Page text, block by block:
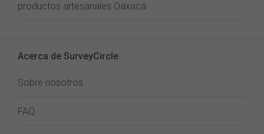
productos artesanales Oaxaca
Acerca de SurveyCircle
Sobre nosotros
FAQ